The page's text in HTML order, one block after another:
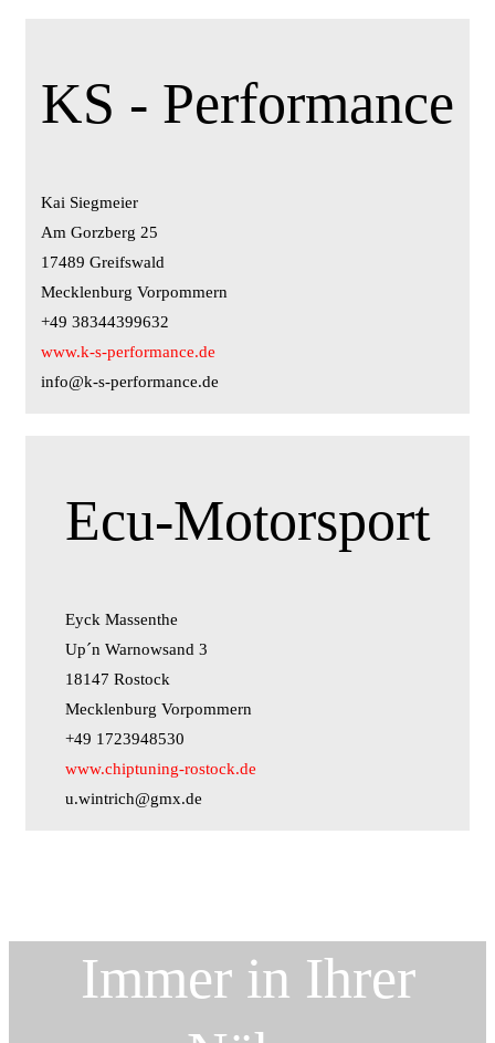
KS - Performance
Kai Siegmeier
Am Gorzberg 25
17489 Greifswald
Mecklenburg Vorpommern
+49 38344399632
www.k-s-performance.de
info@k-s-performance.de
Ecu-Motorsport
Eyck Massenthe
Up´n Warnowsand 3
18147 Rostock
Mecklenburg Vorpommern
+49 1723948530
www.chiptuning-rostock.de
u.wintrich@gmx.de
Immer in Ihrer